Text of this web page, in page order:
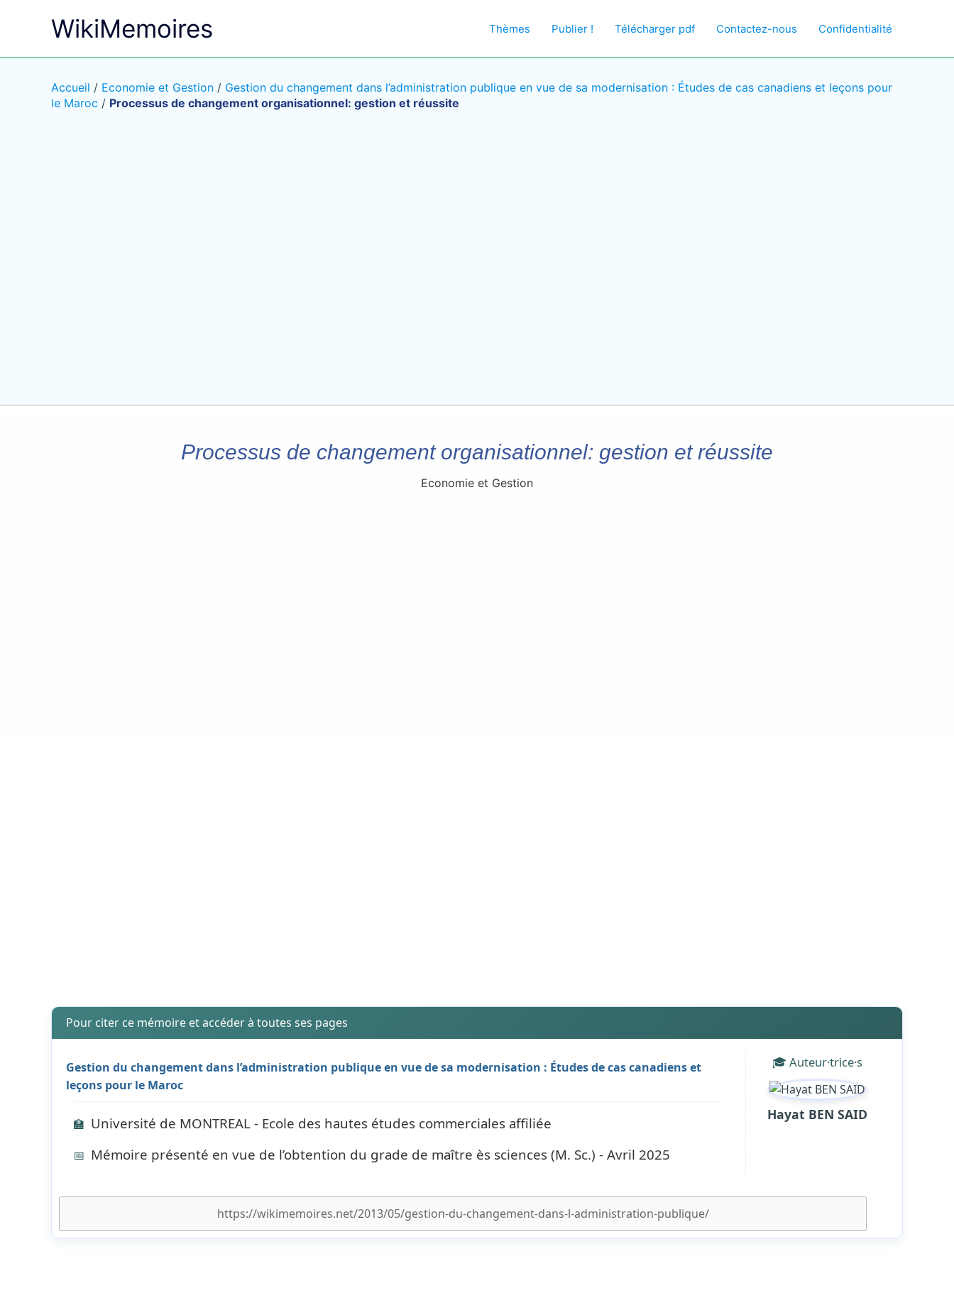
WikiMemoires Thèmes Publier ! Télécharger pdf Contactez-nous Confidentialité
Accueil / Economie et Gestion / Gestion du changement dans l’administration publique en vue de sa modernisation : Études de cas canadiens et leçons pour
le Maroc / Processus de changement organisationnel: gestion et réussite
Processus de changement organisationnel: gestion et réussite
Economie et Gestion
Pour citer ce mémoire et accéder à toutes ses pages
Gestion du changement dans l’administration publique en vue de sa modernisation : Études de cas canadiens et
leçons pour le Maroc
🏫 Université de MONTREAL - Ecole des hautes études commerciales affiliée
📅 Mémoire présenté en vue de l’obtention du grade de maître ès sciences (M. Sc.) - Avril 2025
🎓 Auteur·trice·s
Hayat BEN SAID